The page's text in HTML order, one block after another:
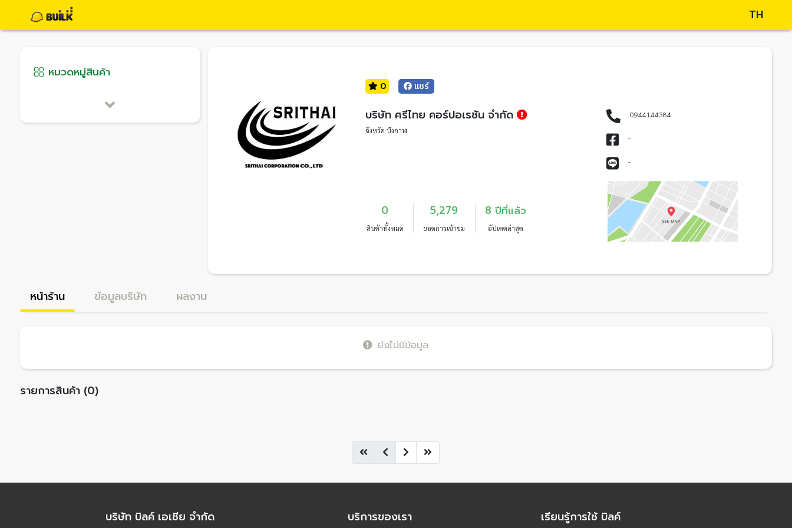
TH
หมวดหมู่สินค้า
0 แชร์
บริษัท ศรีไทย คอร์ปอเรชัน จำกัด
จังหวัด บึงกาฬ
0
สินค้าทั้งหมด
5,279
ยอดการเข้าชม
8 ปีที่แล้ว
อัปเดตล่าสุด
0944144384
-
-
หน้าร้าน ข้อมูลบริษัท ผลงาน
ยังไม่มีข้อมูล
รายการสินค้า (0)
บริษัท บิลค์ เอเชีย จำกัด บริการของเรา เรียนรู้การใช้ บิลค์